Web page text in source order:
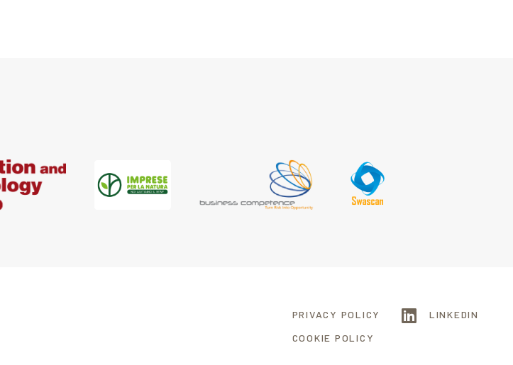
PRIVACY POLICY
COOKIE POLICY
LINKEDIN